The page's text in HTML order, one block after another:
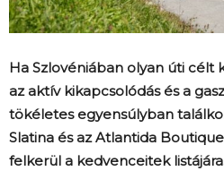
Ha Szlovéniában olyan úti célt
az aktív kikapcsolódás és a
tökéletes egyensúlyban
Slatina és az Atlantida
felkerül a kedvenceitek